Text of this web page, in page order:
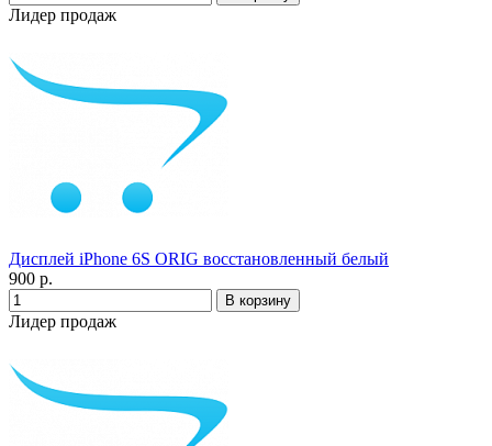
Лидер продаж
Дисплей iPhone 6S ORIG восстановленный белый
900 р.
Лидер продаж